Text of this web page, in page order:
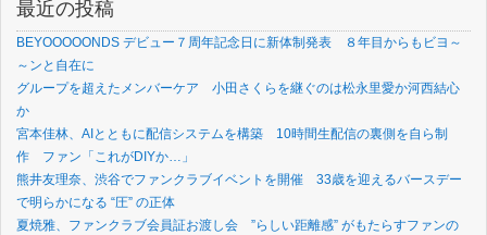
最近の投稿
BEYOOOOONDS デビュー７周年記念日に新体制発表 ８年目からもビヨ～
～ンと自在に
グループを超えたメンバーケア 小田さくらを継ぐのは松永里愛か河西結心
か
宮本佳林、AIとともに配信システムを構築 10時間生配信の裏側を自ら制
作 ファン「これがDIYか…」
熊井友理奈、渋谷でファンクラブイベントを開催 33歳を迎えるバースデー
で明らかになる “圧” の正体
夏焼雅、ファンクラブ会員証お渡し会 ”らしい距離感” がもたらすファンの